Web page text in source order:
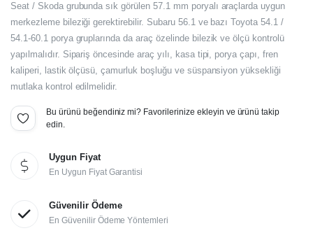
Seat / Skoda grubunda sık görülen 57.1 mm poryalı araçlarda uygun
merkezleme bileziği gerektirebilir. Subaru 56.1 ve bazı Toyota 54.1 /
54.1-60.1 porya gruplarında da araç özelinde bilezik ve ölçü kontrolü
yapılmalıdır. Sipariş öncesinde araç yılı, kasa tipi, porya çapı, fren
kaliperi, lastik ölçüsü, çamurluk boşluğu ve süspansiyon yüksekliği
mutlaka kontrol edilmelidir.
Bu ürünü beğendiniz mi? Favorilerinize ekleyin ve ürünü takip
edin.
Uygun Fiyat
En Uygun Fiyat Garantisi
Güvenilir Ödeme
En Güvenilir Ödeme Yöntemleri